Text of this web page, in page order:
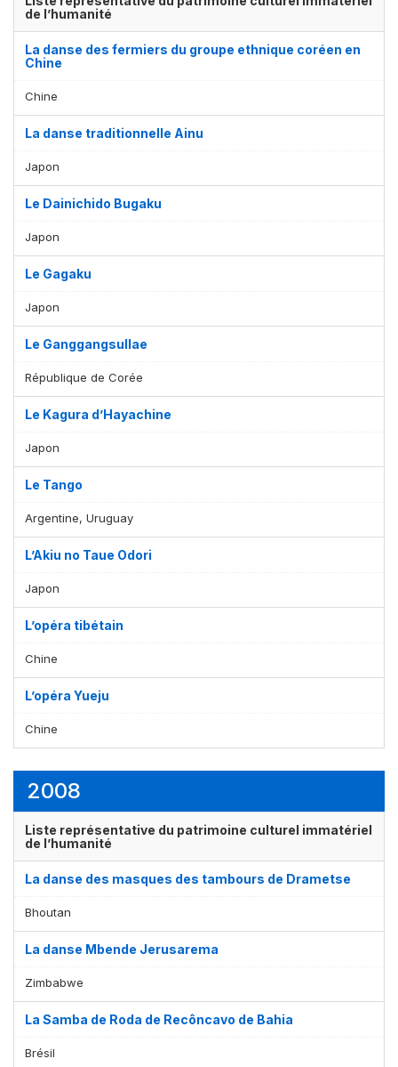
de l’humanité
La danse des fermiers du groupe ethnique coréen en
Chine
Chine
La danse traditionnelle Ainu
Japon
Le Dainichido Bugaku
Japon
Le Gagaku
Japon
Le Ganggangsullae
République de Corée
Le Kagura d’Hayachine
Japon
Le Tango
Argentine, Uruguay
L’Akiu no Taue Odori
Japon
L’opéra tibétain
Chine
L’opéra Yueju
Chine
2008
Liste représentative du patrimoine culturel immatériel
de l’humanité
La danse des masques des tambours de Drametse
Bhoutan
La danse Mbende Jerusarema
Zimbabwe
La Samba de Roda de Recôncavo de Bahia
Brésil